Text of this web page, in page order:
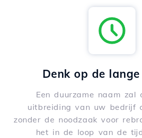
Denk op de
Een duurzame naam zal
uitbreiding van uw bedrijf
zonder de noodzaak voor
het in de loop van de